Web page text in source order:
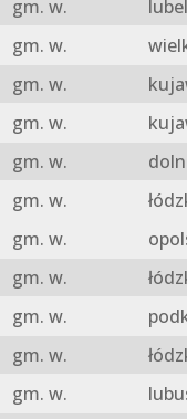
gm. w.
gm. w.
gm. w.
gm. w.
gm. w.
gm. w.
gm. w.
gm. w.
gm. w.
gm. w.
gm. w.